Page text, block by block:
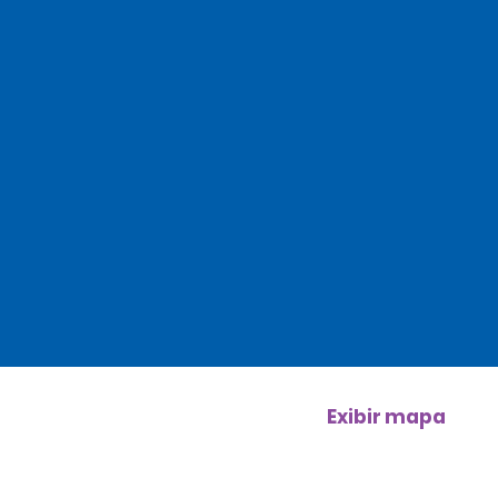
Exibir mapa